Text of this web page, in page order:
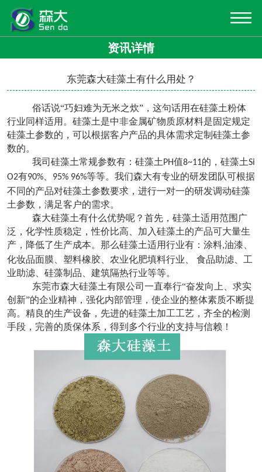
资讯详情
东莞森大硅藻土有什么用处？
俗话说“巧妇难为无米之炊”，这句话用在硅藻土粉体
行业同样适用。硅藻土是中非金属矿物质原材料是固定规定
硅藻土参数的，可以根据客户产品的具体需求定制硅藻土参
数的。
我司硅藻土常规参数有：硅藻土 PH值8~11的，硅藻土Si
O2有90%、 95% 96%等等。我们森大有专业的研发团队可根据
不同的产品对硅藻土参数要求，进行一对一的研发调动硅藻
土参数，满足客户的需求。
森大硅藻土有什么优势呢？首先，硅藻土适用范围广
泛，化学性质稳定，性价比高、加入硅藻土的产品可大量生
产，降低了生产成本。那么硅藻土适用行业有：涂料,油漆、
化妆品面膜、塑料橡胶、农业化肥填料行业、 食品助滤、工
业助滤、硅藻制品、建筑隔热行业等等。
东莞市森大硅藻土有限公司一直奉行“奋发向上、求实
创新”的企业精神，强化内部管理，使企业的整体素质不断提
高。精良的生产设备，先进的硅藻土加工工艺，齐全的检测
手段，完善的质保体系，得到多个行业的支持与信赖！